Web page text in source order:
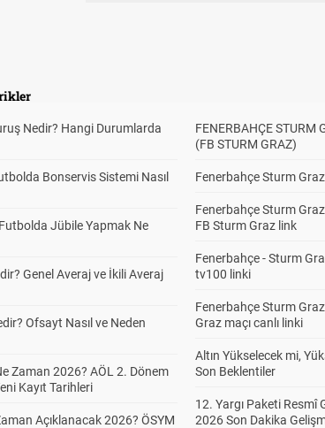
Nedir? Hangi Durumlarda
Bonservis Sistemi Nasıl
Jübile Yapmak Ne
Genel Averaj ve İkili Averaj
Ofsayt Nasıl ve Neden
Zaman 2026? AÖL 2. Dönem
Kayıt Tarihleri
Açıklanacak 2026? ÖSYM
FENERBAHÇE STURM
(FB STURM GRAZ)
Fenerbahçe Sturm Graz
Fenerbahçe Sturm
FB Sturm Graz link
Fenerbahçe - Sturm
tv100 linki
Fenerbahçe Sturm
Graz maçı canlı linki
Altın Yükselecek mi,
Son Beklentiler
12. Yargı Paketi Resmî
2026 Son Dakika